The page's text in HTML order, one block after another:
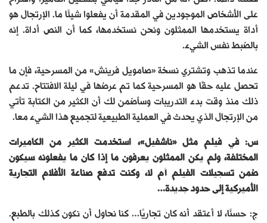
على الأشخاص الموجودين في المقدمة أن يفعلوا شيئًا ما. الإرتجال هو
أداة يستخدمها الممثلون ونحن نستخدمها، كما أن النص أداة. إنه
بالضبط نفس الشيء.
عندما تذهب وتشتري نسخة «صامويل فرينش» من المسرحية، فإن ما
تحصل عليه حقًا هو المسرحية كما تم عرضها في ليلة الافتتاح. تدعم
ذلك منذ وقت بدء التدريبات وسأضمن لك أن الكثير من الكتابة تأتي
من الإرتجال الذي يحدث في العملية الطبيعية لتجميع هذا الشيء معا.
س: في فيلم مثل «ناشفيل»، استخدمت الكثير من الكاميرات
المختلفة، ولم يكن الممثلون يعرفون ما إذا كان ما يفعلونه سيكون
ضمن تسجيلات الفيلم أم لا، وكنت تدفع صناعة الأفلام التجارية
الأميركية إلى حدود جديدة…
ج: حسنًا، لا أعتقد أنه كان تجاريًا… كنا نحاول أن نكون كذلك بالطبع.